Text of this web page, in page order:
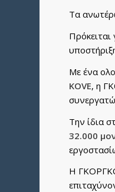
Τα
Με ένα
KOVE, η
Την ίδια
32.000
Η